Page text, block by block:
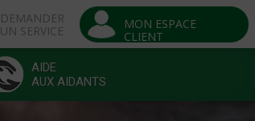
DEMANDER
UN SERVICE
MON ESPACE
CLIENT
AIDE
AUX AIDANTS